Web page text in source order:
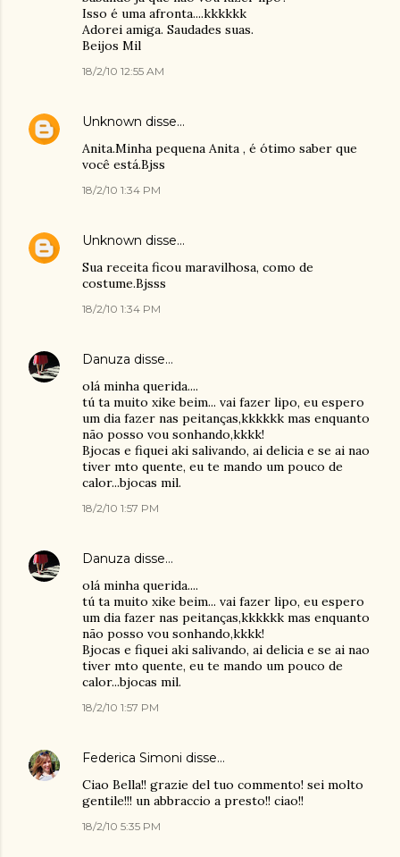
Isso é uma afronta....kkkkkk
Adorei amiga. Saudades suas.
Beijos Mil
18/2/10 12:55 AM
Unknown disse…
Anita.Minha pequena Anita , é ótimo saber que
você está.Bjss
18/2/10 1:34 PM
Unknown disse…
Sua receita ficou maravilhosa, como de
costume.Bjsss
18/2/10 1:34 PM
Danuza disse…
olá minha querida....
tú ta muito xike beim... vai fazer lipo, eu espero
um dia fazer nas peitanças,kkkkkk mas enquanto
não posso vou sonhando,kkkk!
Bjocas e fiquei aki salivando, ai delicia e se ai nao
tiver mto quente, eu te mando um pouco de
calor...bjocas mil.
18/2/10 1:57 PM
Danuza disse…
olá minha querida....
tú ta muito xike beim... vai fazer lipo, eu espero
um dia fazer nas peitanças,kkkkkk mas enquanto
não posso vou sonhando,kkkk!
Bjocas e fiquei aki salivando, ai delicia e se ai nao
tiver mto quente, eu te mando um pouco de
calor...bjocas mil.
18/2/10 1:57 PM
Federica Simoni disse…
Ciao Bella!! grazie del tuo commento! sei molto
gentile!!! un abbraccio a presto!! ciao!!
18/2/10 5:35 PM